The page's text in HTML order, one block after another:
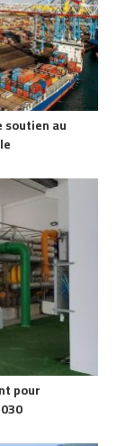
soutien au
pour